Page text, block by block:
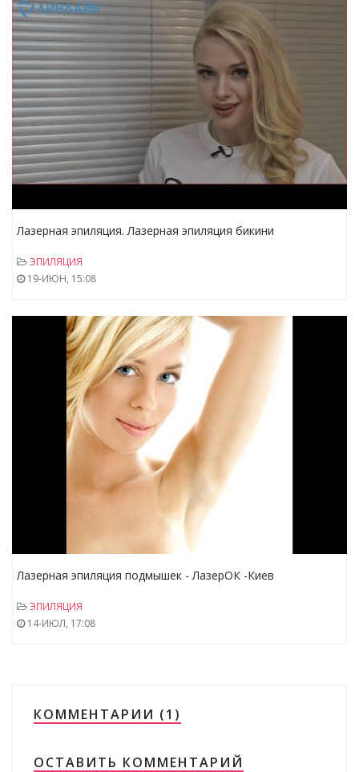
Лазерная эпиляция. Лазерная эпиляция бикини
ЭПИЛЯЦИЯ
19-ИЮН, 15:08
Лазерная эпиляция подмышек - ЛазерОК -Киев
ЭПИЛЯЦИЯ
14-ИЮЛ, 17:08
КОММЕНТАРИИ (1)
ОСТАВИТЬ КОММЕНТАРИЙ